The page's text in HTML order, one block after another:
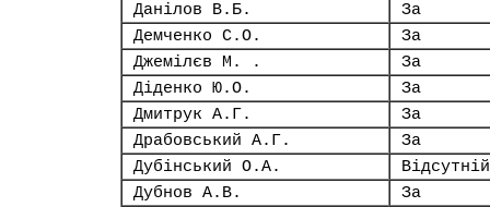
Данілов В.Б.
За
Демченко С.О.
За
Джемілєв М. .
За
Діденко Ю.О.
За
Дмитрук А.Г.
За
Драбовський А.Г.
За
Дубінський О.А.
Відсутній
Дубнов А.В.
За